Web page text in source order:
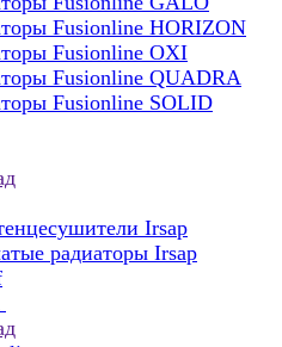
Fusionline HORIZON
Fusionline OXI
Fusionline QUADRA
Fusionline SOLID
Irsap
радиаторы Irsap